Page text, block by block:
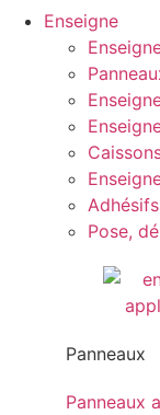
Enseigne
Adhésifs
Pose,
Panneaux
Panneaux